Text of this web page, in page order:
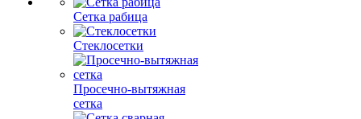
Сетка рабица
Стеклосетки
Просечно-вытяжная
сетка